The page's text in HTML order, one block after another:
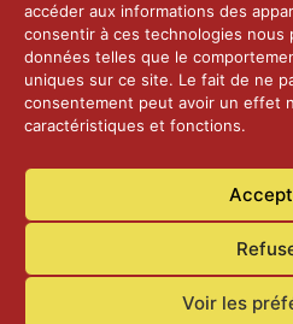
accéder aux informations des
consentir à ces technologies nous
données telles que le
uniques sur ce site. Le fait de ne
consentement peut avoir un effet
caractéristiques et fonctions.
Voir les
2025 – Palais
25 juin
14 janvier
Actualités